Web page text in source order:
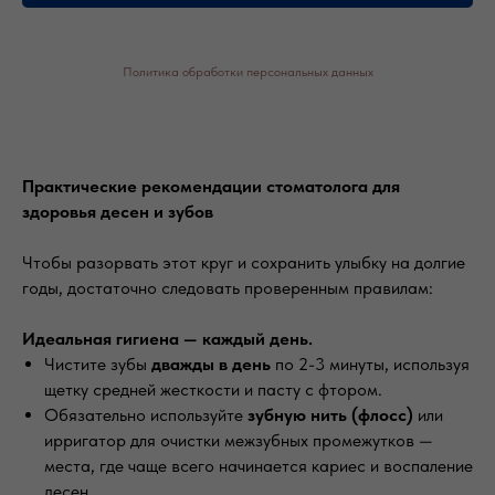
Политика обработки персональных данных
Практические рекомендации стоматолога для
здоровья десен и зубов
Чтобы разорвать этот круг и сохранить улыбку на долгие
годы, достаточно следовать проверенным правилам:
Идеальная гигиена — каждый день.
Чистите зубы дважды в день по 2-3 минуты, используя
щетку средней жесткости и пасту с фтором.
Обязательно используйте зубную нить (флосс) или
ирригатор для очистки межзубных промежутков —
места, где чаще всего начинается кариес и воспаление
десен.